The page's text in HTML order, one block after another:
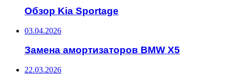
Обзор Kia Sportage
03.04.2026
Замена амортизаторов BMW X5
22.03.2026